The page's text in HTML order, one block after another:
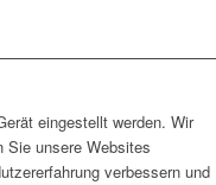
eingestellt werden. Wir
Sie unsere Websites
verbessern und